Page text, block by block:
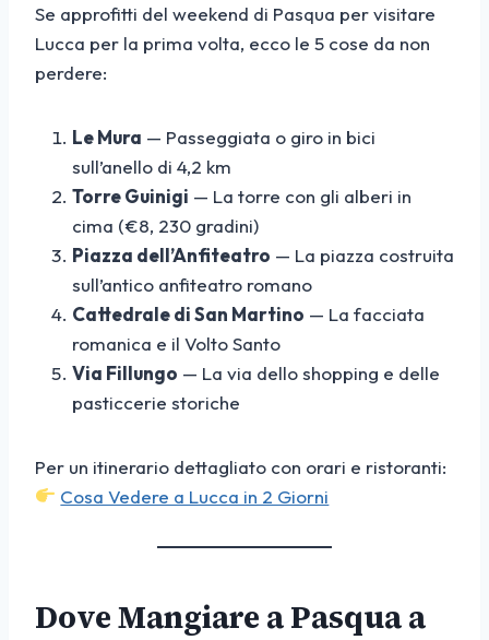
Se approfitti del weekend di Pasqua per visitare
Lucca per la prima volta, ecco le 5 cose da non
perdere:
Le Mura — Passeggiata o giro in bici
sull’anello di 4,2 km
Torre Guinigi — La torre con gli alberi in
cima (€8, 230 gradini)
Piazza dell’Anfiteatro — La piazza costruita
sull’antico anfiteatro romano
Cattedrale di San Martino — La facciata
romanica e il Volto Santo
Via Fillungo — La via dello shopping e delle
pasticcerie storiche
Per un itinerario dettagliato con orari e ristoranti:
Cosa Vedere a Lucca in 2 Giorni
Dove Mangiare a Pasqua a